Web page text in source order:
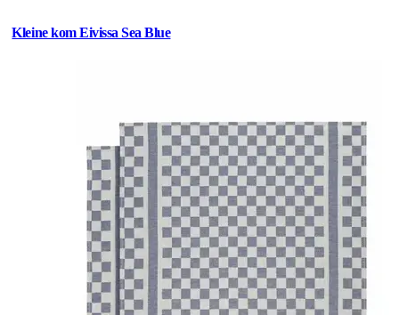
Kleine kom Eivissa Sea Blue